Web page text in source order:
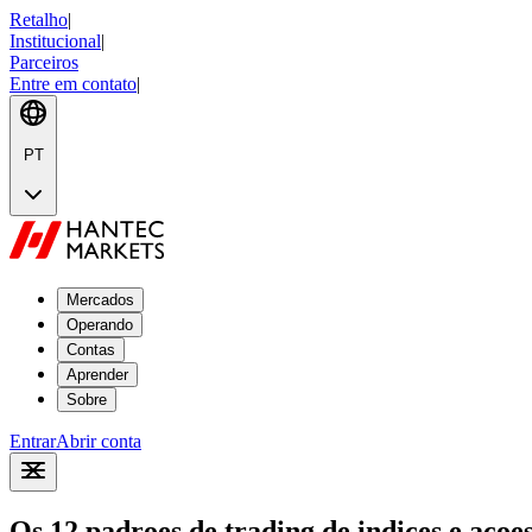
Retalho|
Institucional|
Parceiros
Entre em contato|
PT
Mercados
Operando
Contas
Aprender
Sobre
EntrarAbrir conta